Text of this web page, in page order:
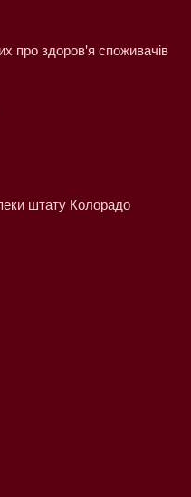
про здоров'я споживачів
штату Колорадо